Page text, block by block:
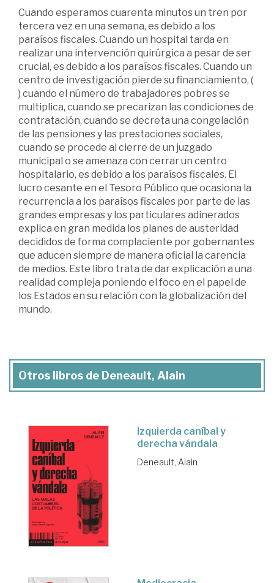
Cuando esperamos cuarenta minutos un tren por
tercera vez en una semana, es debido a los
paraísos fiscales. Cuando un hospital tarda en
realizar una intervención quirúrgica a pesar de ser
crucial, es debido a los paraísos fiscales. Cuando un
centro de investigación pierde su financiamiento, (
) cuando el número de trabajadores pobres se
multiplica, cuando se precarizan las condiciones de
contratación, cuando se decreta una congelación
de las pensiones y las prestaciones sociales,
cuando se procede al cierre de un juzgado
municipal o se amenaza con cerrar un centro
hospitalario, es debido a los paraísos fiscales. El
lucro cesante en el Tesoro Público que ocasiona la
recurrencia a los paraísos fiscales por parte de las
grandes empresas y los particulares adinerados
explica en gran medida los planes de austeridad
decididos de forma complaciente por gobernantes
que aducen siempre de manera oficial la carencia
de medios. Este libro trata de dar explicación a una
realidad compleja poniendo el foco en el papel de
los Estados en su relación con la globalización del
mundo.
Otros libros de Deneault, Alain
Izquierda caníbal y
derecha vándala
Deneault, Alain